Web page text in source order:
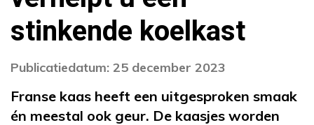
stinkende koelkast
Publicatiedatum: 25 december 2023
Franse kaas heeft een uitgesproken smaak
én meestal ook geur. De kaasjes worden